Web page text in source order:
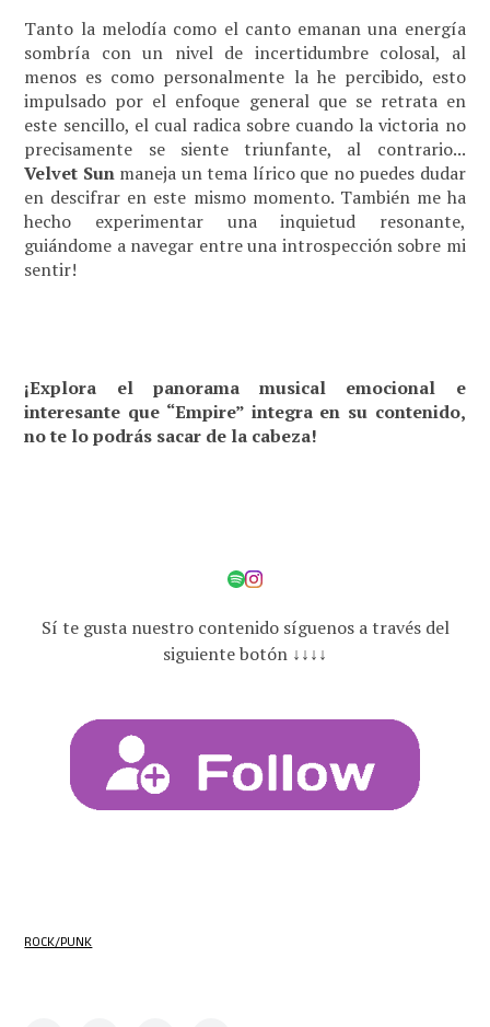
Tanto la melodía como el canto emanan una energía
sombría con un nivel de incertidumbre colosal, al
menos es como personalmente la he percibido, esto
impulsado por el enfoque general que se retrata en
este sencillo, el cual radica sobre cuando la victoria no
precisamente se siente triunfante, al contrario...
Velvet Sunmaneja un tema lírico que no puedes dudar
en descifrar en este mismo momento. También me ha
hecho experimentar una inquietud resonante,
guiándome a navegar entre una introspección sobre mi
sentir!
¡Explora el panorama musical emocional e
interesante que “Empire” integra en su contenido,
no te lo podrás sacar de la cabeza!
Sí te gusta nuestro contenido síguenos a través del
siguiente botón ↓↓↓↓
ROCK/PUNK